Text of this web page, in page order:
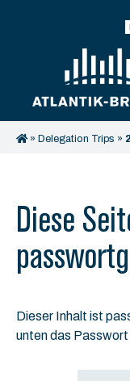
» Delegation Trips »
Diese
Dieser Inhalt ist
unten das Passwort